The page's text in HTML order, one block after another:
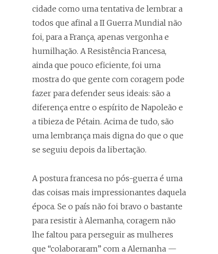
cidade como uma tentativa de lembrar a
todos que afinal a II Guerra Mundial não
foi, para a França, apenas vergonha e
humilhação. A Resistência Francesa,
ainda que pouco eficiente, foi uma
mostra do que gente com coragem pode
fazer para defender seus ideais: são a
diferença entre o espírito de Napoleão e
a tibieza de Pétain. Acima de tudo, são
uma lembrança mais digna do que o que
se seguiu depois da libertação.
A postura francesa no pós-guerra é uma
das coisas mais impressionantes daquela
época. Se o país não foi bravo o bastante
para resistir à Alemanha, coragem não
lhe faltou para perseguir as mulheres
que “colaboraram” com a Alemanha —